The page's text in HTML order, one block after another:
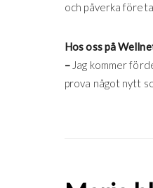
och påverka
Hos oss på
– Jag kommer
prova något nytt